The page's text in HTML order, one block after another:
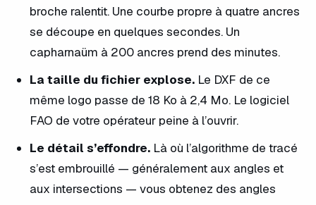
broche ralentit. Une courbe propre à quatre ancres
se découpe en quelques secondes. Un
capharnaüm à 200 ancres prend des minutes.
La taille du fichier explose. Le DXF de ce
même logo passe de 18 Ko à 2,4 Mo. Le logiciel
FAO de votre opérateur peine à l’ouvrir.
Le détail s’effondre. Là où l’algorithme de tracé
s’est embrouillé — généralement aux angles et
aux intersections — vous obtenez des angles